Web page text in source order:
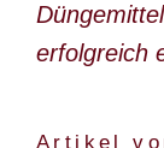
erfolgreich
Artikel